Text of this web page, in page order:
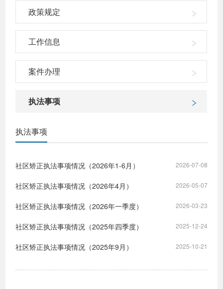
政务服务 互动交流
高效办成一件事
政策规定
工作信息
案件办理
执法事项
执法事项
2026-07-08
社区矫正执法事项情况（2026年1-6月）
2026-05-07
社区矫正执法事项情况（2026年4月）
2026-03-23
社区矫正执法事项情况（2026年一季度）
2025-12-24
社区矫正执法事项情况（2025年四季度）
2025-10-21
社区矫正执法事项情况（2025年9月）